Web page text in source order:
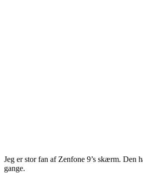
Jeg er stor fan af Zenfone 9’s skærm. Den
gange.